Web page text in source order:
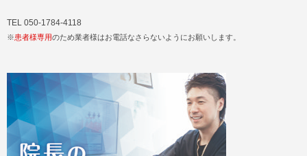
TEL 050-1784-4118
※患者様専用のため業者様はお電話なさらないようにお願いします。